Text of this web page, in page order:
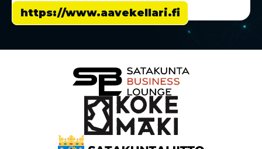
https://www.aavekellari.fi